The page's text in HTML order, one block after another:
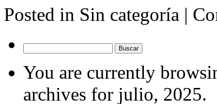
Posted in Sin categoría |
You are currently
archives for julio, 2025.